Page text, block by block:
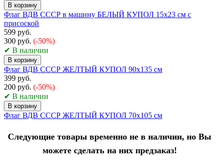
В корзину
Флаг ВДВ СССР в машину БЕЛЫЙ КУПОЛ 15x23 см с
присоской
599 руб.
300 руб. (-50%)
✔ В наличии
В корзину
Флаг ВДВ СССР ЖЕЛТЫЙ КУПОЛ 90х135 см
399 руб.
200 руб. (-50%)
✔ В наличии
В корзину
Флаг ВДВ СССР ЖЕЛТЫЙ КУПОЛ 70х105 см
Следующие товары временно не в наличии, но Вы
можете сделать на них предзаказ!